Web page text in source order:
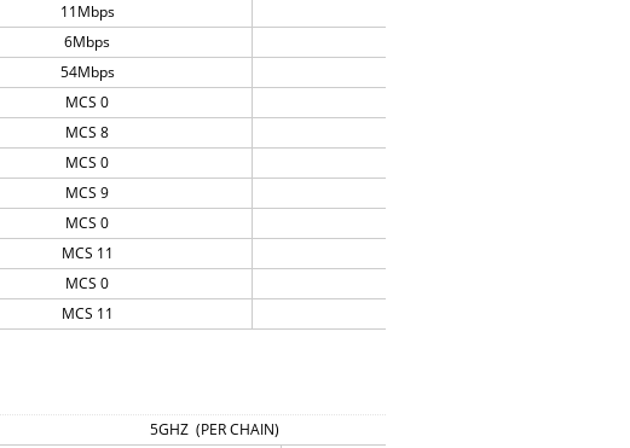
11Mbps
6Mbps
54Mbps
MCS 0
MCS 8
MCS 0
MCS 9
MCS 0
MCS 11
MCS 0
MCS 11
5GHZ (PER CHAIN)